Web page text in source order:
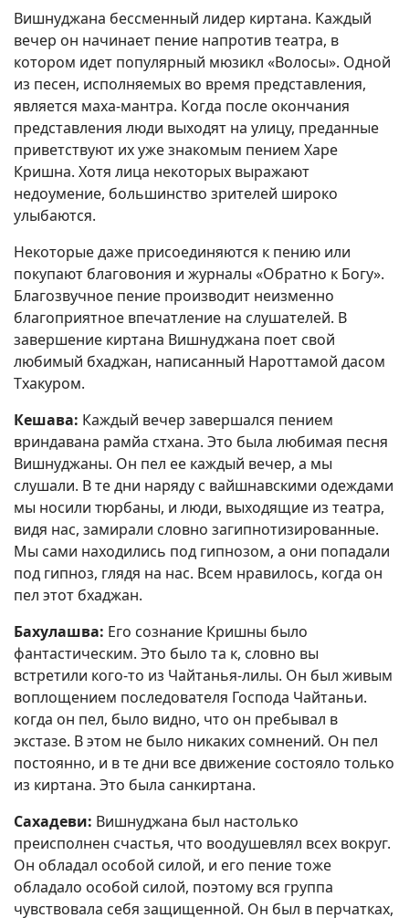
Вишнуджана бессменный лидер киртана. Каждый
вечер он начинает пение напротив театра, в
котором идет популярный мюзикл «Волосы». Одной
из песен, исполняемых во время представления,
является маха-мантра. Когда после окончания
представления люди выходят на улицу, преданные
приветствуют их уже знакомым пением Харе
Кришна. Хотя лица некоторых выражают
недоумение, большинство зрителей широко
улыбаются.
Некоторые даже присоединяются к пению или
покупают благовония и журналы «Обратно к Богу».
Благозвучное пение производит неизменно
благоприятное впечатление на слушателей. В
завершение киртана Вишнуджана поет свой
любимый бхаджан, написанный Нароттамой дасом
Тхакуром.
Кешава: Каждый вечер завершался пением
вриндавана рамйа стхана. Это была любимая песня
Вишнуджаны. Он пел ее каждый вечер, а мы
слушали. В те дни наряду с вайшнавскими одеждами
мы носили тюрбаны, и люди, выходящие из театра,
видя нас, замирали словно загипнотизированные.
Мы сами находились под гипнозом, а они попадали
под гипноз, глядя на нас. Всем нравилось, когда он
пел этот бхаджан.
Бахулашва: Его сознание Кришны было
фантастическим. Это было та к, словно вы
встретили кого-то из Чайтанья-лилы. Он был живым
воплощением последователя Господа Чайтаньи.
когда он пел, было видно, что он пребывал в
экстазе. В этом не было никаких сомнений. Он пел
постоянно, и в те дни все движение состояло только
из киртана. Это была санкиртана.
Сахадеви: Вишнуджана был настолько
преисполнен счастья, что воодушевлял всех вокруг.
Он обладал особой силой, и его пение тоже
обладало особой силой, поэтому вся группа
чувствовала себя защищенной. Он был в перчатках,